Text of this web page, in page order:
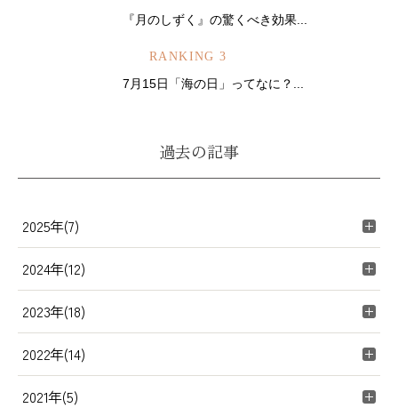
『月のしずく』の驚くべき効果...
RANKING 3
7月15日「海の日」ってなに？...
過去の記事
2025年(7)
2024年(12)
2023年(18)
2022年(14)
2021年(5)